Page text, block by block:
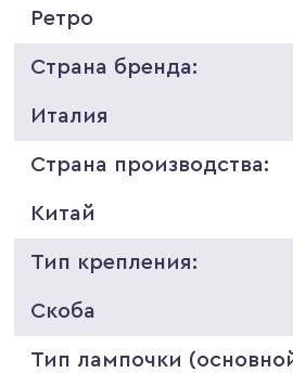
Ретро
Страна бренда:
Италия
Страна производства:
Китай
Тип крепления:
Скоба
Тип лампочки